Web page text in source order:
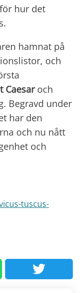
hur det
hamnat på
och
Caesaroch
Begravd under
har den
och nu nått
och
tuscus-